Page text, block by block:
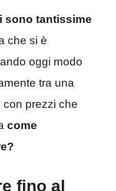
sono tantissime
che si è
oggi modo
tra una
con prezzi che
come
fino al